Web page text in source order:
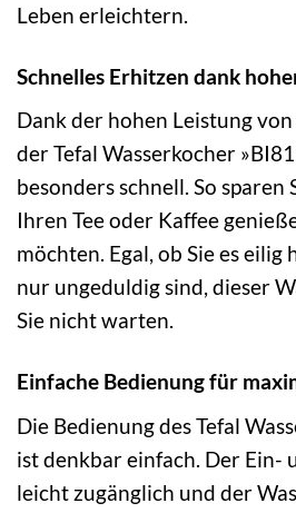
Leben erleichtern.
Schnelles Erhitzen dank
Dank der hohen Leistung
der Tefal Wasserkocher
besonders schnell. So sparen
Ihren Tee oder Kaffee
möchten. Egal, ob Sie es eilig
nur ungeduldig sind, dieser
Sie nicht warten.
Einfache Bedienung für
Die Bedienung des Tefal
ist denkbar einfach. Der Ein-
leicht zugänglich und der